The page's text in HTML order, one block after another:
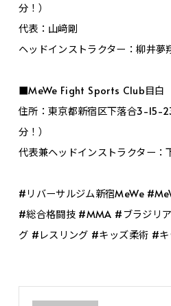
分！）
代表：山﨑剛
ヘッドインストラクター：柳井夢
■MeWe Fight Sports Club目白
住所：東京都新宿区下落合3-15-
分！）
代表兼ヘッドインストラクター：
#リバーサルジム新宿MeWe
#総合格闘技 #MMA #ブラジリ
グ #レスリング #キッズ柔術 #キ